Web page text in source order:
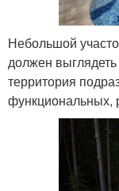
Небольшой
должен
территория
функциональных,